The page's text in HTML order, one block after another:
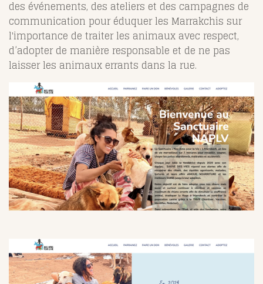
des événements, des ateliers et des campagnes de
communication pour éduquer les Marrakchis sur
l'importance de traiter les animaux avec respect,
d’adopter de manière responsable et de ne pas
laisser les animaux errants dans la rue.